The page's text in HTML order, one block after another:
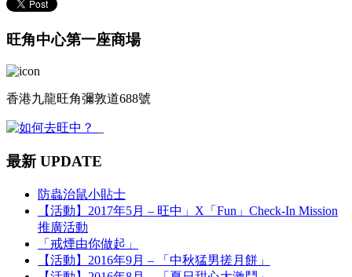
旺角中心第一座商場
香港九龍旺角彌敦道688號
最新 UPDATE
防蟲治鼠小貼士
【活動】2017年5月 – 旺中」X「Fun」Check-In Mission
推廣活動
「戒煙由你做起」
【活動】2016年9月 – 「中秋猛男搓月餅」